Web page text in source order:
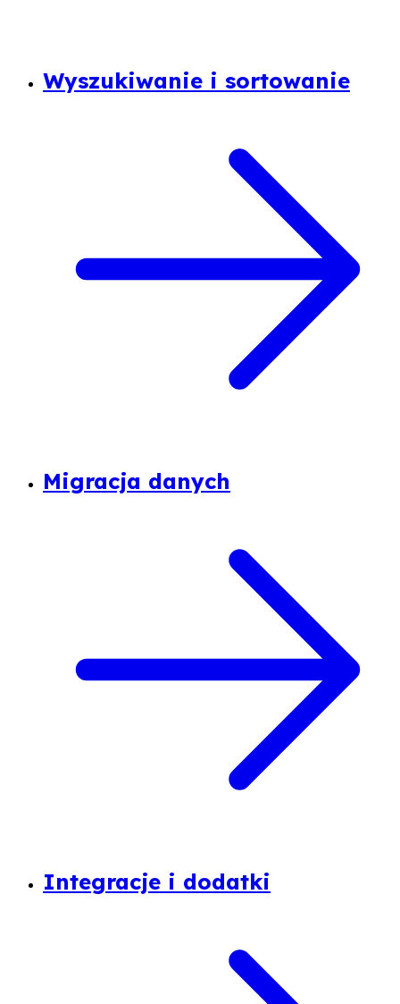
Wyszukiwanie i sortowanie
Migracja danych
Integracje i dodatki